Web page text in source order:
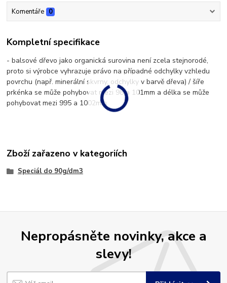
Komentáře 0
Kompletní specifikace
- balsové dřevo jako organická surovina není zcela stejnorodé,
proto si výrobce vyhrazuje právo na případné odchylky vzhledu
povrchu (např. minerální skvrny, odchylky v barvě dřeva) / šíře
prkénka se může pohybovat mezi 98 a 101mm a délka se může
pohybovat mezi 995 a 1002mm
Zboží zařazeno v kategoriích
Speciál do 90g/dm3
Nepropásněte novinky, akce a
slevy!